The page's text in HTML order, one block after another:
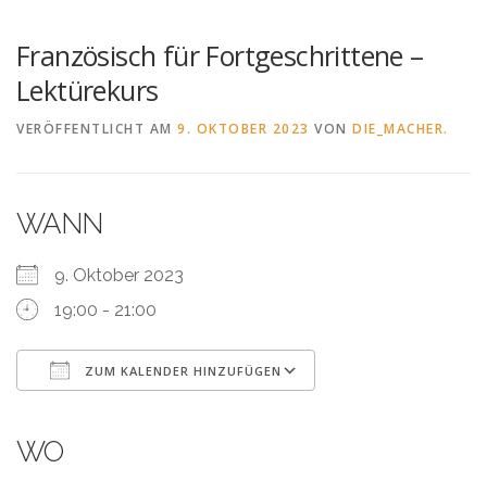
Französisch für Fortgeschrittene –
Lektürekurs
VERÖFFENTLICHT AM 9. OKTOBER 2023 VON DIE_MACHER.
WANN
9. Oktober 2023
19:00 - 21:00
ZUM KALENDER HINZUFÜGEN
WO